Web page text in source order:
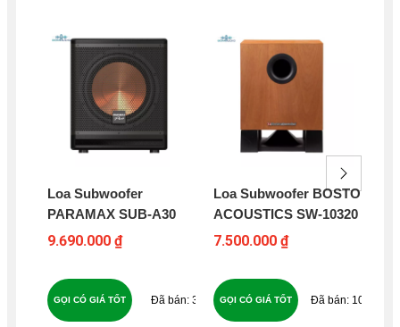
Loa Subwoofer
PARAMAX SUB-A30
9.690.000 ₫
32
GỌI CÓ GIÁ TỐT
Loa Subwoofer BOSTON
ACOUSTICS SW-10320
7.500.000 ₫
109
GỌI CÓ GIÁ TỐT